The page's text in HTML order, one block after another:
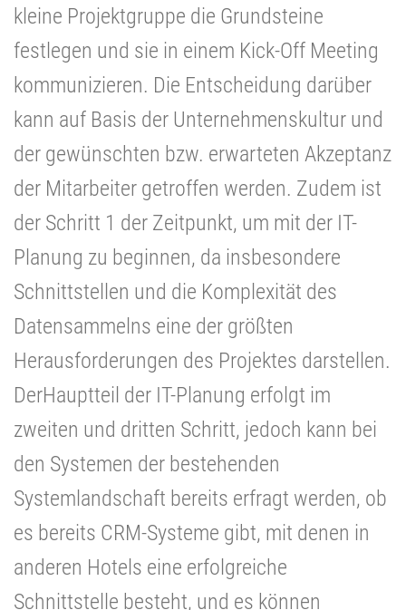
kleine Projektgruppe die Grundsteine
festlegen und sie in einem Kick-Off Meeting
kommunizieren. Die Entscheidung darüber
kann auf Basis der Unternehmenskultur und
der gewünschten bzw. erwarteten Akzeptanz
der Mitarbeiter getroffen werden. Zudem ist
der Schritt 1 der Zeitpunkt, um mit der IT-
Planung zu beginnen, da insbesondere
Schnittstellen und die Komplexität des
Datensammelns eine der größten
Herausforderungen des Projektes darstellen.
DerHauptteil der IT-Planung erfolgt im
zweiten und dritten Schritt, jedoch kann bei
den Systemen der bestehenden
Systemlandschaft bereits erfragt werden, ob
es bereits CRM-Systeme gibt, mit denen in
anderen Hotels eine erfolgreiche
Schnittstelle besteht, und es können